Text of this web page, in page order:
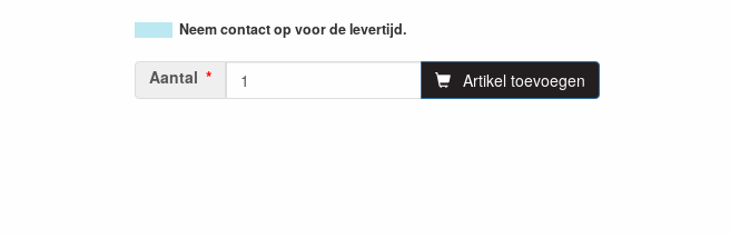
Neem contact op voor de levertijd.
Aantal Artikel toevoegen